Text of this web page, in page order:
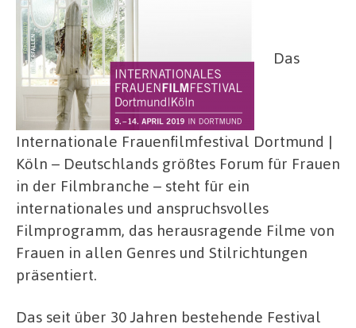
Das
Internationale Frauenfilmfestival Dortmund |
Köln – Deutschlands größtes Forum für Frauen
in der Filmbranche – steht für ein
internationales und anspruchsvolles
Filmprogramm, das herausragende Filme von
Frauen in allen Genres und Stilrichtungen
präsentiert.
Das seit über 30 Jahren bestehende Festival